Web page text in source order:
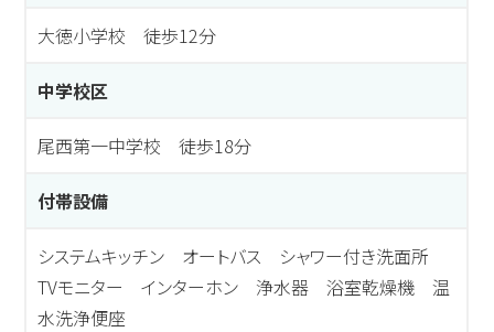
大徳小学校 徒歩12分
中学校区
尾西第一中学校 徒歩18分
付帯設備
システムキッチン オートバス シャワー付き洗面所
TVモニター インターホン 浄水器 浴室乾燥機 温
水洗浄便座